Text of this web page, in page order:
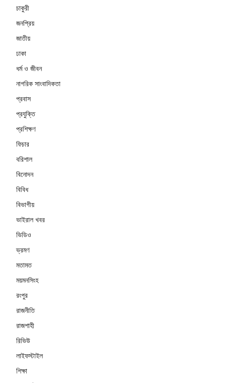
চাকুরী
জনপ্রিয়
জাতীয়
ঢাকা
ধর্ম ও জীবন
নাগরিক সাংবাদিকতা
প্রবাস
প্রযুক্তি
প্রশিক্ষণ
ফিচার
বরিশাল
বিনোদন
বিবিধ
বিভাগীয়
ভাইরাল খবর
ভিডিও
ভ্রমণ
মতামত
ময়মনসিংহ
রংপুর
রাজনীতি
রাজশাহী
রিভিউ
লাইফস্টাইল
শিক্ষা